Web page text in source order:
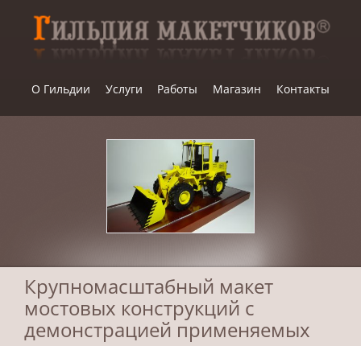
content
О Гильдии Услуги Работы Магазин Контакты
Крупномасштабный макет
мостовых конструкций с
демонстрацией применяемых